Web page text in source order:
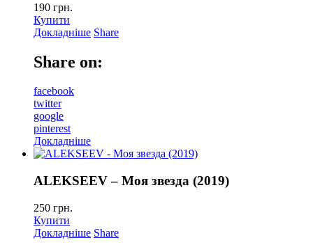
190 грн.
Купити
Докладніше Share
Share on:
facebook
twitter
google
pinterest
Докладніше
ALEKSEEV – Моя звезда (2019)
250 грн.
Купити
Докладніше Share